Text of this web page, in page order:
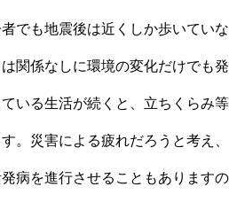
でも地震後は近くしか歩いていな
関係なしに環境の変化だけでも発
いる生活が続くと、立ちくらみ等
。災害による疲れだろうと考え、
病を進行させることもありますの